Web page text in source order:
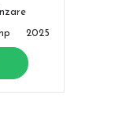
2025